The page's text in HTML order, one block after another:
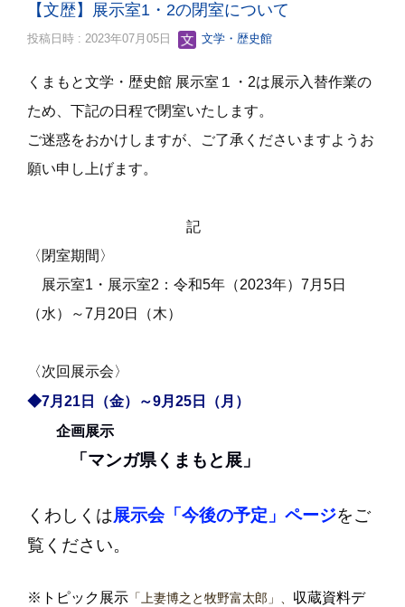
【文歴】展示室1・2の閉室について
投稿日時 : 2023年07月05日 文学・歴史館
くまもと文学・歴史館 展示室１・2は展示入替作業の
ため、下記の日程で閉室いたします。
ご迷惑をおかけしますが、ご了承くださいますようお
願い申し上げます。
記
〈閉室期間〉
展示室1・展示室2：令和5年（2023年）7月5日
（水）～7月20日（木）
〈次回展示会〉
◆7月21日（金）～9月25日（月）
企画展示
「マンガ県くまもと展」
くわしくは展示会「今後の予定」ページをご
覧ください。
※トピック展示 「上妻博之と牧野富太郎」、 収蔵資料デ